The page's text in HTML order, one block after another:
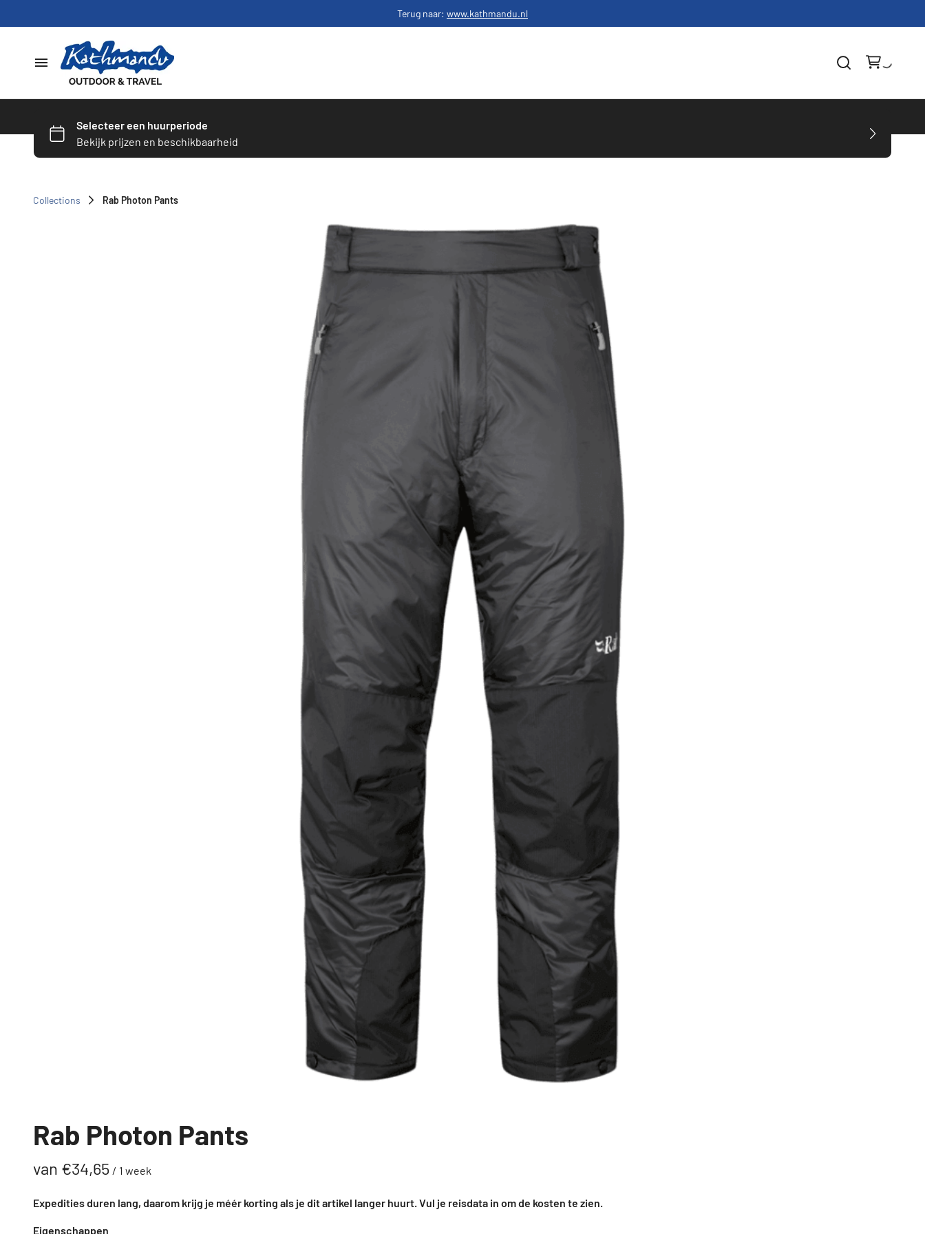
Terug naar: www.kathmandu.nl
Home
Dames
Collections Rab Photon Pants
Rab Photon Pants
/
Expedities duren lang, daarom krijg je méér korting als je dit artikel langer huurt. Vul je reisdata in om de kosten te zien.
Eigenschappen